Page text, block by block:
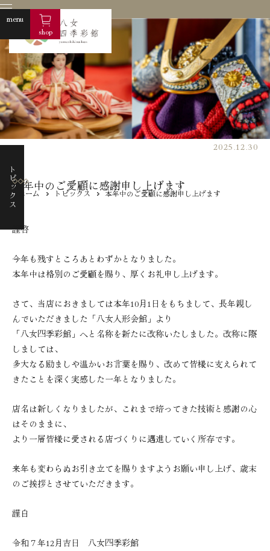
menu
shop
商品紹介
商品一覧
五月人形 正月飾り
盆提灯 その他
八女四季彩館について
私たちの想い
職人紹介
トピックス
イベント ブログ
コンタクト
ホーム トピックス 本年中のご愛顧に感謝申し上げます
トピックス
2025.12.30
本年中のご愛顧に感謝申し上げます
謹啓
今年も残すところあとわずかとなりました。
本年中は格別のご愛顧を賜り、厚くお礼申し上げます。
さて、当店におきましては本年10月1日をもちまして、長年親し
んでいただきました「八女人形会館」より
「八女四季彩館」へと名称を新たに改称いたしました。改称に際
しましては、
多大なる励ましや温かいお言葉を賜り、改めて皆様に支えられて
きたことを深く実感した一年となりました。
店名は新しくなりましたが、これまで培ってきた技術と感謝の心
はそのままに、
より一層皆様に愛される店づくりに邁進していく所存です。
来年も変わらぬお引き立てを賜りますようお願い申し上げ、歳末
のご挨拶とさせていただきます。
謹白
令和７年12月吉日 八女四季彩館